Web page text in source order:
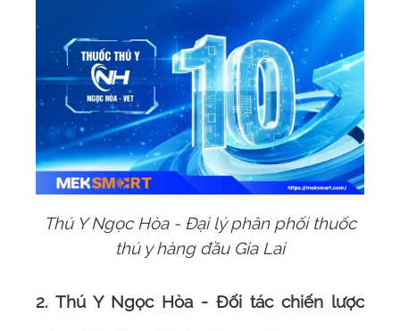
Thú Y Ngọc Hòa - Đại lý phân phối thuốc
thú y hàng đầu Gia Lai
2. Thú Y Ngọc Hòa - Đối tác chiến lược